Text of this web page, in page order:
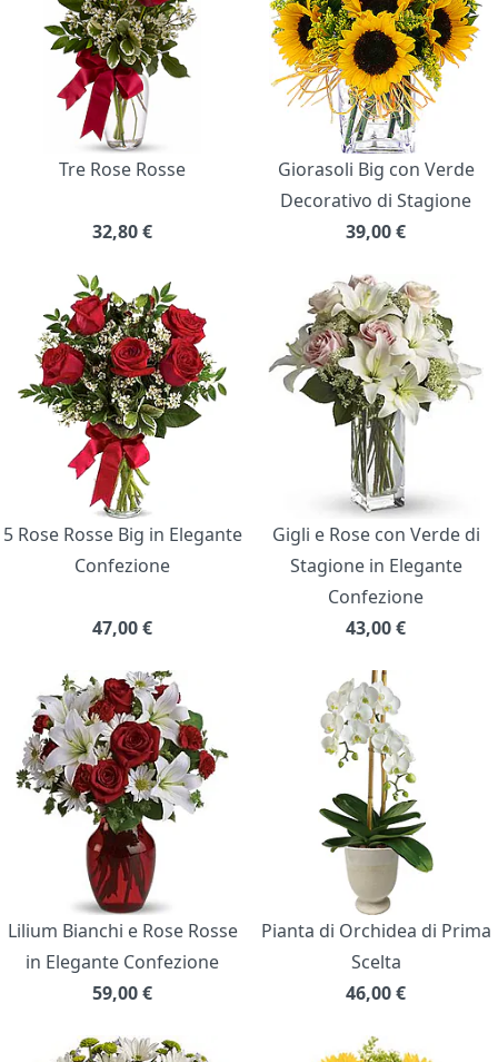
Tre Rose Rosse
32,80€
Giorasoli Big con Verde
Decorativo di Stagione
39,00€
5 Rose Rosse Big in Elegante
Confezione
47,00€
Gigli e Rose con Verde di
Stagione in Elegante
Confezione
43,00€
Lilium Bianchi e Rose Rosse
in Elegante Confezione
59,00€
Pianta di Orchidea di Prima
Scelta
46,00€